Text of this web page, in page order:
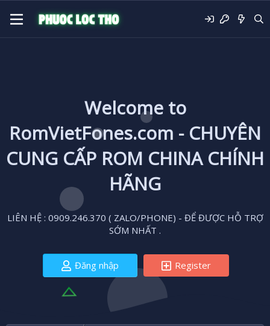
Welcome to
RomVietFones.com - CHUYÊN
CUNG CẤP ROM CHINA CHÍNH
HÃNG
LIÊN HỆ : 0909.246.370 ( ZALO/PHONE) - ĐỂ ĐƯỢC HỖ TRỢ
SỚM NHẤT .
Đăng nhập Register